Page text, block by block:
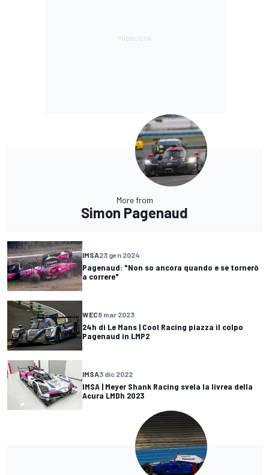
More from
Simon Pagenaud
IMSA23 gen 2024
Pagenaud: "Non so ancora quando e se tornerò
a correre"
WEC8 mar 2023
24h di Le Mans | Cool Racing piazza il colpo
Pagenaud in LMP2
IMSA3 dic 2022
IMSA | Meyer Shank Racing svela la livrea della
Acura LMDh 2023